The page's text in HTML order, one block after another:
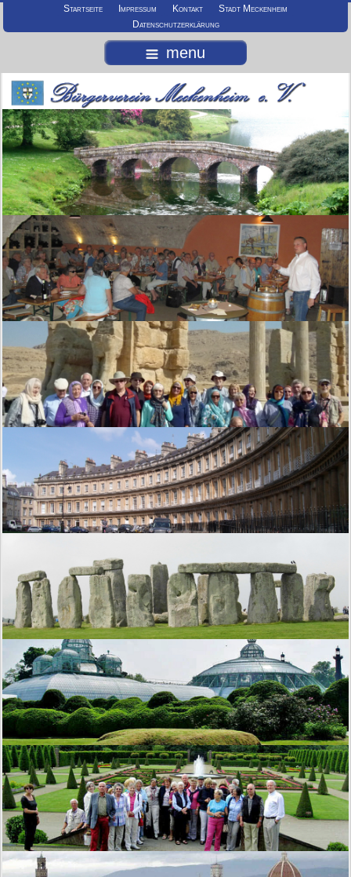
Startseite Impressum Kontakt
Stadt Meckenheim
Datenschutzerklärung
menu